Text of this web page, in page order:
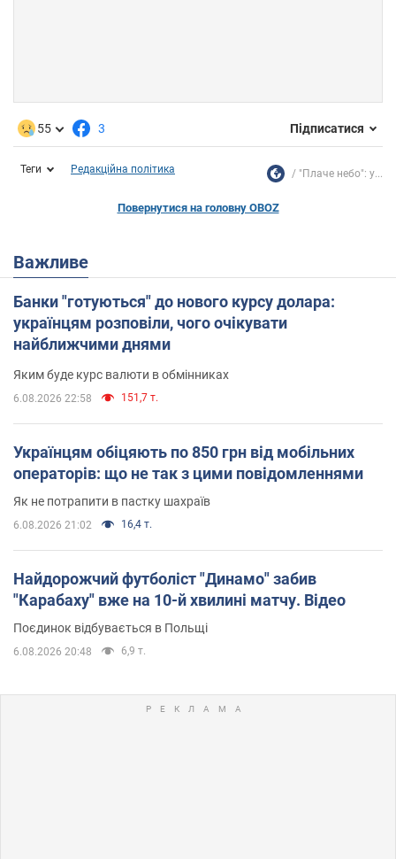
55 3 Підписатися
Теги Редакційна політика "Плаче небо": у...
Повернутися на головну OBOZ
Важливе
Банки "готуються" до нового курсу долара:
українцям розповіли, чого очікувати
найближчими днями
Яким буде курс валюти в обмінниках
6.08.2026 22:58 151,7 т.
Українцям обіцяють по 850 грн від мобільних
операторів: що не так з цими повідомленнями
Як не потрапити в пастку шахраїв
6.08.2026 21:02 16,4 т.
Найдорожчий футболіст "Динамо" забив
"Карабаху" вже на 10-й хвилині матчу. Відео
Поєдинок відбувається в Польщі
6.08.2026 20:48 6,9 т.